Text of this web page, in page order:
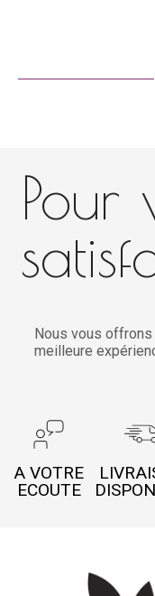
Pour
Nous vous
meilleure
A VOTRE
ECOUTE